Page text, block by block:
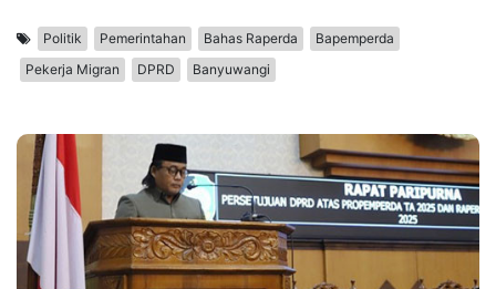
Politik Pemerintahan Bahas Raperda
Bapemperda
Pekerja Migran
DPRD Banyuwangi